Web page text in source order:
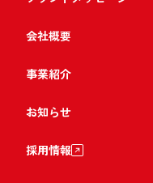
会社概要
事業紹介
お知らせ
採用情報